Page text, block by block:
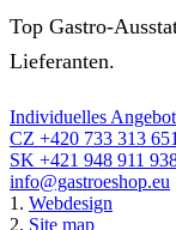
Top Gastro-
Lieferanten.
Individuelles Angebot
CZ +420 733 313 651
SK +421 948 911
info@gastroeshop.eu
1. Webdesign
2. Site map